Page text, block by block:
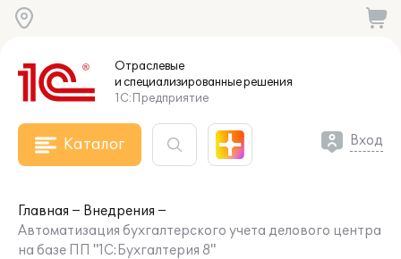
Отраслевые
и специализированныерешения
1С:Предприятие
Каталог Вход
Главная
Внедрения
Автоматизация бухгалтерского учета делового центра
на базе ПП "1С:Бухгалтерия 8"